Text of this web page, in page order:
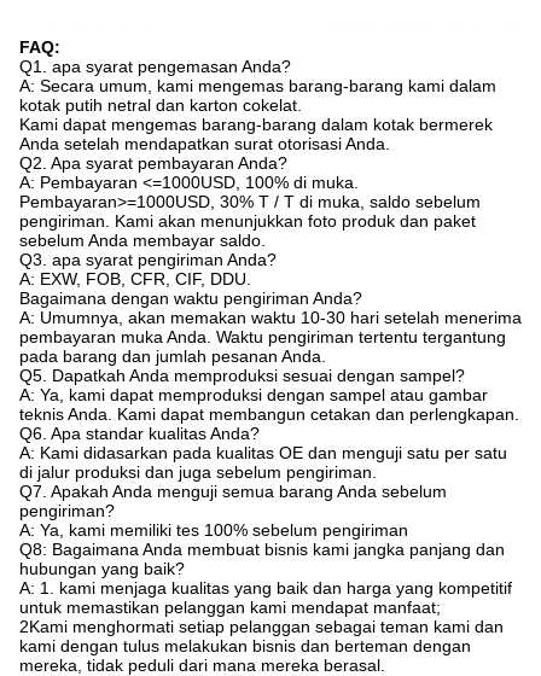
FAQ:
Q1. apa syarat pengemasan Anda?
A: Secara umum, kami mengemas barang-barang kami dalam
kotak putih netral dan karton cokelat.
Kami dapat mengemas barang-barang dalam kotak bermerek
Anda setelah mendapatkan surat otorisasi Anda.
Q2. Apa syarat pembayaran Anda?
A: Pembayaran <=1000USD, 100% di muka.
Pembayaran>=1000USD, 30% T / T di muka, saldo sebelum
pengiriman. Kami akan menunjukkan foto produk dan paket
sebelum Anda membayar saldo.
Q3. apa syarat pengiriman Anda?
A: EXW, FOB, CFR, CIF, DDU.
Bagaimana dengan waktu pengiriman Anda?
A: Umumnya, akan memakan waktu 10-30 hari setelah menerima
pembayaran muka Anda. Waktu pengiriman tertentu tergantung
pada barang dan jumlah pesanan Anda.
Q5. Dapatkah Anda memproduksi sesuai dengan sampel?
A: Ya, kami dapat memproduksi dengan sampel atau gambar
teknis Anda. Kami dapat membangun cetakan dan perlengkapan.
Q6. Apa standar kualitas Anda?
A: Kami didasarkan pada kualitas OE dan menguji satu per satu
di jalur produksi dan juga sebelum pengiriman.
Q7. Apakah Anda menguji semua barang Anda sebelum
pengiriman?
A: Ya, kami memiliki tes 100% sebelum pengiriman
Q8: Bagaimana Anda membuat bisnis kami jangka panjang dan
hubungan yang baik?
A: 1. kami menjaga kualitas yang baik dan harga yang kompetitif
untuk memastikan pelanggan kami mendapat manfaat;
2Kami menghormati setiap pelanggan sebagai teman kami dan
kami dengan tulus melakukan bisnis dan berteman dengan
mereka, tidak peduli dari mana mereka berasal.